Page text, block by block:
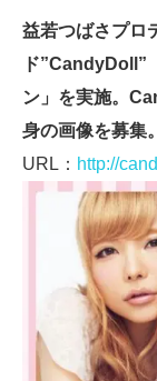
益若つばさプロ
ド
ン」を実施。
身の画像を募集。
URL： http://